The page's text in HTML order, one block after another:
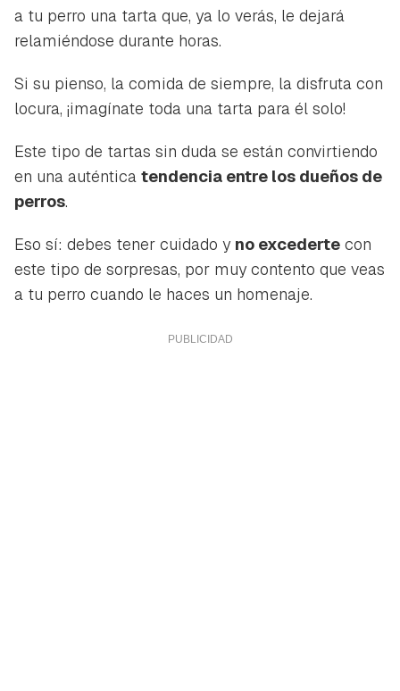
a tu perro una tarta que, ya lo verás, le dejará
relamiéndose durante horas.
Si su pienso, la comida de siempre, la disfruta con
locura, ¡imagínate toda una tarta para él solo!
Este tipo de tartas sin duda se están convirtiendo
en una auténtica tendencia entre los dueños de
perros.
Eso sí: debes tener cuidado y no excederte con
este tipo de sorpresas, por muy contento que veas
a tu perro cuando le haces un homenaje.